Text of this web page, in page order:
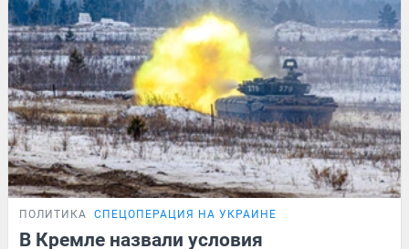
ПОЛИТИКА СПЕЦОПЕРАЦИЯ НА УКРАИНЕ
В Кремле назвали условия